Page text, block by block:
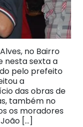
no Bairro
nesta sexta a
pelo prefeito
a
das obras de
também no
os moradores
[…]